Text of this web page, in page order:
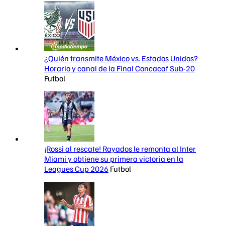
¿Quién transmite México vs. Estados Unidos?
Horario y canal de la Final Concacaf Sub-20
Futbol
¡Rossi al rescate! Rayados le remonta al Inter
Miami y obtiene su primera victoria en la
Leagues Cup 2026 Futbol